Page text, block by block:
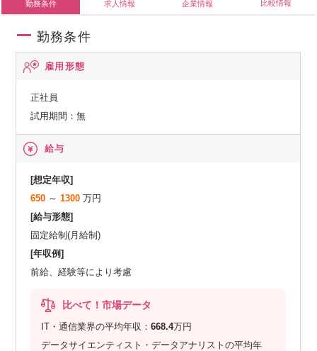
勤務条件 求人情報 企業情報 比較情報
勤務条件
雇用形態
正社員
試用期間：無
給与
[想定年収]
650 ～1300 万円
[給与形態]
固定給制(月給制)
[年収例]
前給、経験等により考慮
比べて！市場データ
IT・通信業界の平均年収：668.4万円
データサイエンティスト・データアナリストの平均年